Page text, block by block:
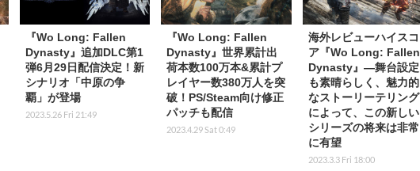
『Wo Long: Fallen
Dynasty』追加DLC第1
弾6月29日配信決定！新
シナリオ「中原の争
覇」が登場
2023.5.26 Fri 21:49
『Wo Long: Fallen
Dynasty』世界累計出
荷本数100万本&累計プ
レイヤー数380万人を突
破！PS/Steam向け修正
パッチも配信
2023.4.29 Sat 0:49
海外レビューハイスコ
ア『Wo Long: Fallen
Dynasty』―舞台設定
も素晴らしく、魅力的
なストーリーテリング
によって、この新しい
シリーズの将来は非常
に有望
2023.3.3 Fri 18:00